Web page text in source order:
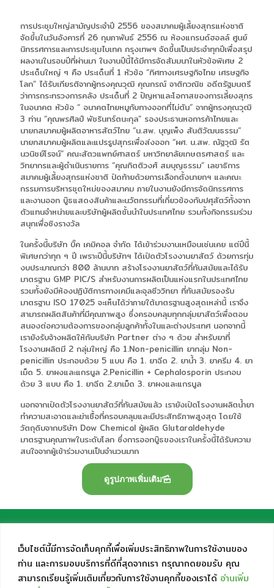
เว็บไซต์นี้มีการจัดเก็บคุกกี้เพื่อเพิ่มประสิทธิภาพในการใช้งานของ
ท่าน และการมอบบริการที่ดีที่สุดจากเรา กรุณากดยอมรับ คุณ
สามารถเรียนรู้เพิ่มเติมเกี่ยวกับการใช้งานคุกกี้ของเราได้ อ่านเพิ่ม
การประชุมใหญ่สามัญประจำปี 2556 ของสมาคมผู้เลี้ยงสุกรแห่งชาติ
จัดขึ้นในวันอังคารที่ 26 กุมภาพันธ์ 2556 ณ ห้องแกรนด์ฮอลล์ ศูนย์
นิทรรศการและการประชุมไบเทค กรุงเทพฯ จัดขึ้นเป็นประจำทุกปีเพื่อสรุป
ผลงานในรอบปีที่ผ่านมา ในงานปีนี้ได้มีการจัดสัมมนาในหัวข้อพิเศษ 2
ประเด็นใหญ่ ๆ คือ ประเด็นที่ 1 หัวข้อ “ทิศทางเศรษฐกิจไทย เศรษฐกิจ
โลก” ได้รับเกียรติจากผู้ทรงคุณวุฒิ คุณกรณ์ จาติกวณิช อดีตรัฐมนตรี
ว่าการกระทรวงการคลัง ประเด็นที่ 2 ปัญหาและโอกาสของการเลี้ยงสุกร
ในอนาคต หัวข้อ “ อนาคตไทยหมูกับทางออกที่ไม่ตัน” จากผู้ทรงคุณวุฒิ
3 ท่าน “คุณพรศิลป์ พัชรินทร์ตนะกุล” รองประธานหอการค้าไทยและ
นายกสมาคมผู้ผลิตอาหารสัตว์ไทย “น.สพ. บุญเพ็ง สันติวัฒนธรรม”
นายกสมาคมผู้ผลิตและแปรรูปสุกรเพื่อส่งออก “ผศ. น.สพ. ณัฐวุฒิ รัต
นวนิชย์โรจน์” คณะสัตวแพทย์ศาสตร์ มหาวิทยาลัยเกษตรศาสตร์ และ
วิทยากรและผู้ดำเนินรายการ “คุณกิตติวงศ์ สมบุญธรรม” เลขาธิการ
สมาคมผู้เลี้ยงสุกรแห่งชาติ ปิดท้ายด้วยการเลือกตั้งนายกฯ และคณะ
กรรมการบริหารชุดใหม่ของสมาคม ภายในงานยังมีการจัดนิทรรศการ
และงานออก บู๊ธแสดงสินค้าและนวัตกรรมที่เกี่ยวข้องกับปศุสัตว์ทั้งจาก
ตัวแทนจำหน่ายและบริษัทผู้ผลิตชั้นนำในประเทศไทย รวมทั้งกิจกรรมร่วม
สนุกเพื่อชิงรางวัล
ในครั้งนี้บริษัท บิ๊ค เคมิคอล จำกัด ได้เข้าร่วมงานเหมือนเช่นเคย แต่ปีนี้
พิเศษกว่าทุก ๆ ปี เพราะปีนี้บริษัทฯ ได้เปิดตัวโรงงานยาสัตว์ ด้วยการทุ่ม
งบประมาณกว่า 800 ล้านบาท สร้างโรงงานยาสัตว์ที่ทันสมัยและได้รับ
มาตรฐาน GMP PIC/S สำหรับงานการผลิตเป็นแห่งแรกในประเทศไทย
รวมทั้งยังมีห้องปฏิบัติการทางเคมีและจุลชีววิทยา ที่ทันสมัยรองรับ
มาตรฐาน ISO 17025 จะเห็นได้ว่าภายใต้มาตรฐานสูงสุดเหล่านี้ เราจึง
สามารถผลิตสินค้าที่มีคุณภาพสูง ซึ่งครอบคลุมทุกกลุ่มยาสัตว์เพื่อตอบ
สนองต่อความต้องการของกลุ่มลูกค้าทั้งในและต่างประเทศ นอกจากนี้
เรายังรับจ้างผลิตให้กับบริษัท Partner ต่าง ๆ ด้วย สำหรับยาที่
โรงงานผลิตมี 2 กลุ่มใหญ่ คือ 1.Non-penicillin ยากลุ่ม Non-
penicillin ประกอบด้วย 5 แบบ คือ 1. ยาฉีด 2. ยาน้ำ 3. ยาครีม 4. ยา
เม็ด 5. ยาผงและแกรนูล 2.Penicillin + Cephalosporin ประกอบ
ด้วย 3 แบบ คือ 1. ยาฉีด 2.ยาเม็ด 3. ยาผงและแกรนูล
นอกจากเปิดตัวโรงงานยาสัตว์ที่ทันสมัยแล้ว เรายังเปิดโรงงานผลิตน้ำยา
ทำความสะอาดและฆ่าเชื้อที่ครอบคลุมและมีประสิทธิภาพสูงสุด โดยใช้
วัตถุดิบจากบริษัท Dow Chemical ผู้ผลิต Glutaraldehyde
มาตรฐานคุณภาพในระดับโลก ซึ่งการออกบู๊ธของเราในครั้งนี้ได้รับความ
สนใจจากผู้เข้าร่วมงานเป็นจำนวนมาก
ดูรูปภาพเพิ่มเติม